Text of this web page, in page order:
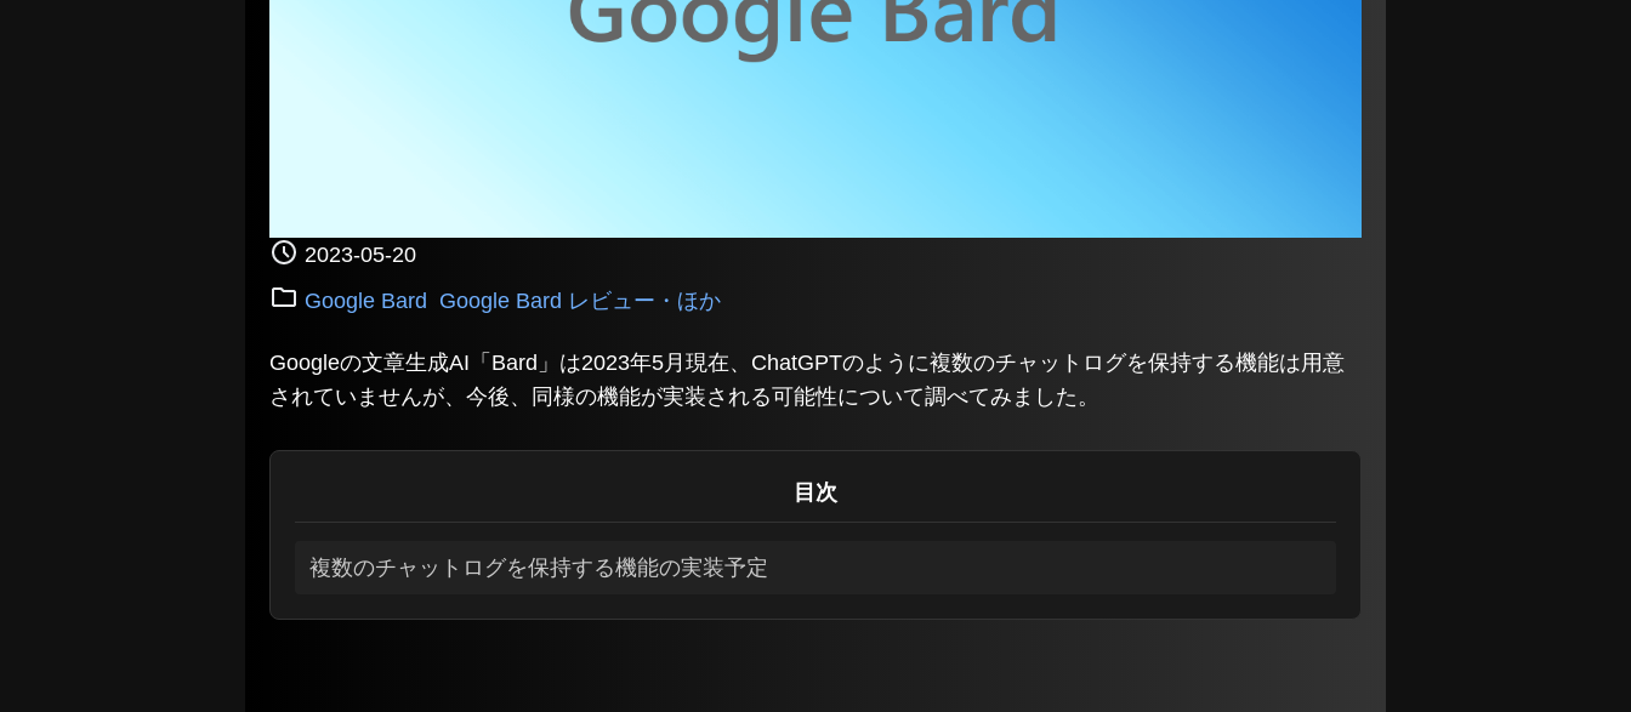
2023-05-20
Google Bard Google Bard レビュー・ほか
Googleの文章生成AI「Bard」は2023年5月現在、ChatGPTのように複数のチャットログを保持する機能は用意
されていませんが、今後、同様の機能が実装される可能性について調べてみました。
目次
複数のチャットログを保持する機能の実装予定